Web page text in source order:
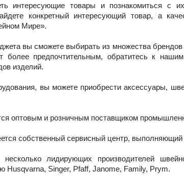
интересующие товары и познакомиться с
конкретный интересующий товар, а
Мире».
вы сможете выбирать из множества
более предпочтительным, обратитесь к
изделий.
вы можете приобрести аксессуары,
оптовым и розничным поставщиком
собственный сервисный центр, выполняющий
лидирующих производителей
Husqvarna, Singer, Pfaff, Janome, Family, Prym.